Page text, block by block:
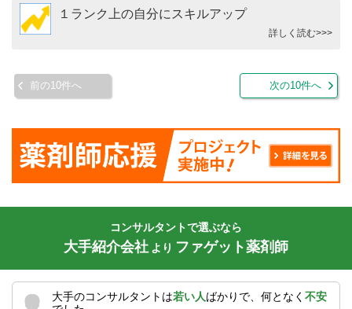
１ランク上の自分にスキルアップ
詳しく読む>>>
前の10件へ 次の10件へ
コンサルタントで選ぶなら
大手紹介会社 より ファゲット薬剤師
大手のコンサルタントは若い人ばかりで、何となく 不安